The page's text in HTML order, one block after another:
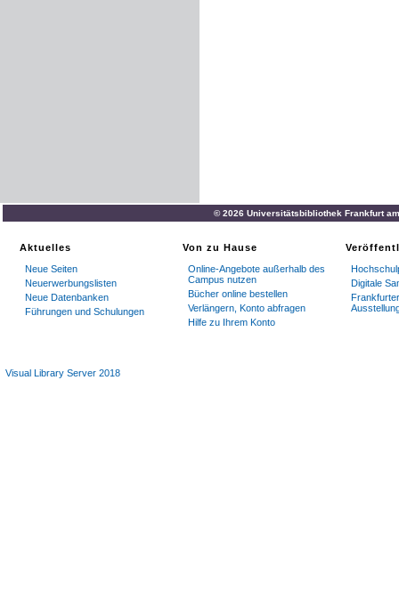
© 2026 Universitätsbibliothek Frankfurt
Aktuelles
Neue Seiten
Neuerwerbungslisten
Neue Datenbanken
Führungen und Schulungen
Von zu Hause
Online-Angebote außerhalb des
Campus nutzen
Bücher online bestellen
Verlängern, Konto abfragen
Hilfe zu Ihrem Konto
Digitale
Visual Library Server 2018